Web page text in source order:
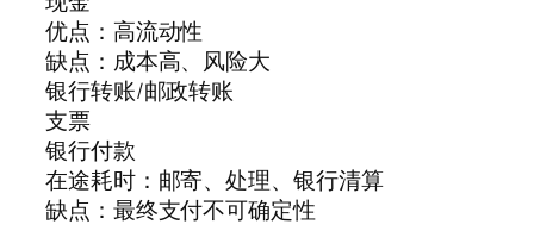
优点：高流动性
缺点：成本高、风险大
银行转账/邮政转账
支票
银行付款
在途耗时：邮寄、处理、银行清算
缺点：最终支付不可确定性